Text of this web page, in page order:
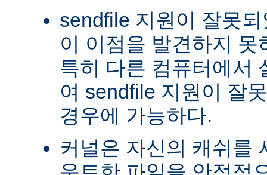
sendfile 지원이 잘못
이 이점을 발견하지
특히 다른 컴퓨터에서
여 sendfile 지원이 잘
경우에 가능하다.
커널은 자신의 캐쉬를